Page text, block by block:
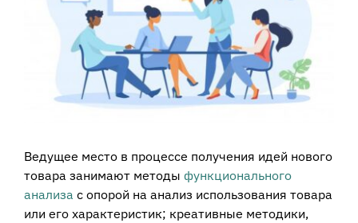
Ведущее место в процессе получения идей нового
товара занимают методы функционального
анализа с опорой на анализ использования товара
или его характеристик; креативные методики,